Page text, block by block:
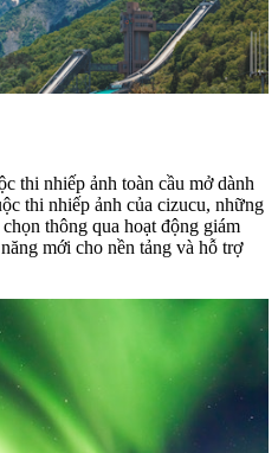
thi nhiếp ảnh toàn cầu mở dành
thi nhiếp ảnh của cizucu, những
thông qua hoạt động giám
mới cho nền tảng và hỗ trợ